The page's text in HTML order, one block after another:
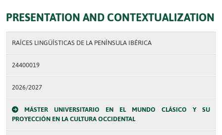
PRESENTATION AND CONTEXTUALIZATION
RAÍCES LINGÜÍSTICAS DE LA PENÍNSULA IBÉRICA
24400019
2026/2027
MÁSTER UNIVERSITARIO EN EL MUNDO CLÁSICO Y SU
PROYECCIÓN EN LA CULTURA OCCIDENTAL